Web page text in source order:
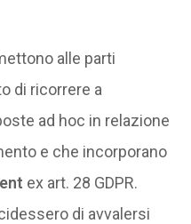
alle parti
di ricorrere a
ad hoc in relazione
e che incorporano
ex art. 28 GDPR.
di avvalersi